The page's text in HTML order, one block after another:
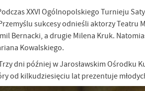
XXVI Ogólnopolskiego Turnieju
sukcesy odnieśli aktorzy Teatru
Bernacki, a drugie Milena Kruk.
Kowalskiego.
dni później w Jarosławskim Ośrodku
od kilkudziesięciu lat prezentuje